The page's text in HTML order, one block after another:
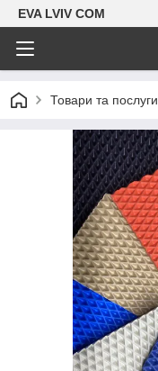
EVA LVIV COM
Товари та послуги